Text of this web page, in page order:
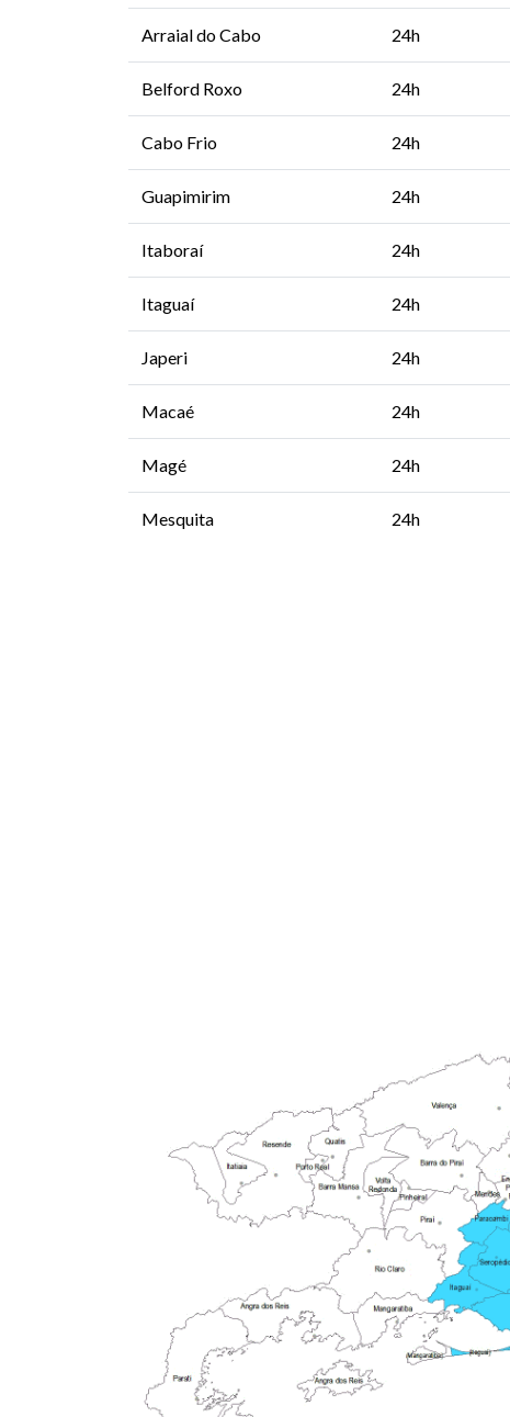
Arraial do Cabo 24h
Belford Roxo 24h
Cabo Frio 24h
Guapimirim 24h
Itaboraí 24h
Itaguaí 24h
Japeri 24h
Macaé 24h
Magé 24h
Mesquita 24h